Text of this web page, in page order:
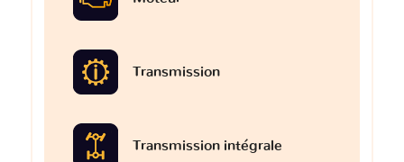
Transmission
Transmission intégrale